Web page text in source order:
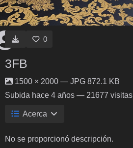
0
3FB
1500 × 2000 — JPG 872.1 KB
Subida hace 4 años — 21677 visitas
Acerca
No se proporcionó descripción.